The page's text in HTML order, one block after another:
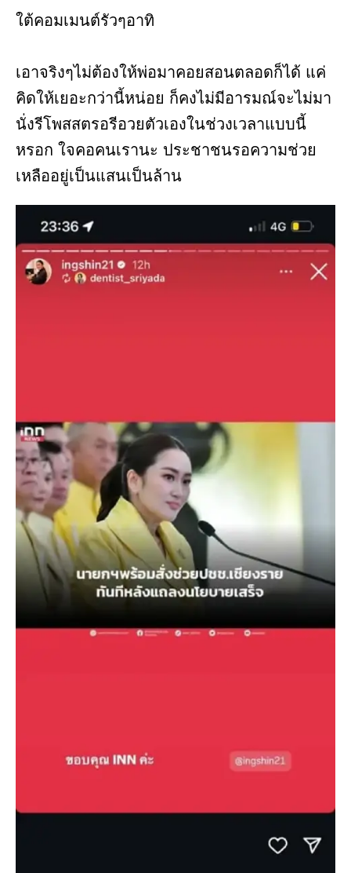
ใต้คอมเมนต์รัวๆอาทิ
เอาจริงๆไม่ต้องให้พ่อมาคอยสอนตลอดก็ได้ แค่
คิดให้เยอะกว่านี้หน่อย ก็คงไม่มีอารมณ์จะไม่มา
นั่งรีโพสสตรอรีอวยตัวเองในช่วงเวลาแบบนี้
หรอก ใจคอคนเรานะ ประชาชนรอความช่วย
เหลืออยู่เป็นแสนเป็นล้าน